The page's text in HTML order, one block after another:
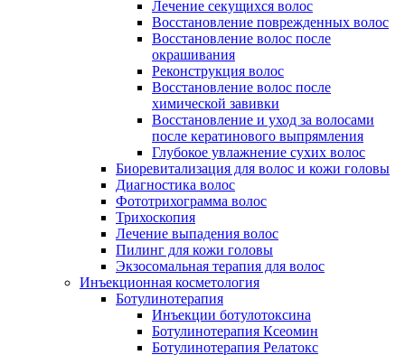
Лечение секущихся волос
Восстановление поврежденных волос
Восстановление волос после
окрашивания
Реконструкция волос
Восстановление волос после
химической завивки
Восстановление и уход за волосами
после кератинового выпрямления
Глубокое увлажнение сухих волос
Биоревитализация для волос и кожи головы
Диагностика волос
Фототрихограмма волос
Трихоскопия
Лечение выпадения волос
Пилинг для кожи головы
Экзосомальная терапия для волос
Инъекционная косметология
Ботулинотерапия
Инъекции ботулотоксина
Ботулинотерапия Ксеомин
Ботулинотерапия Релатокс